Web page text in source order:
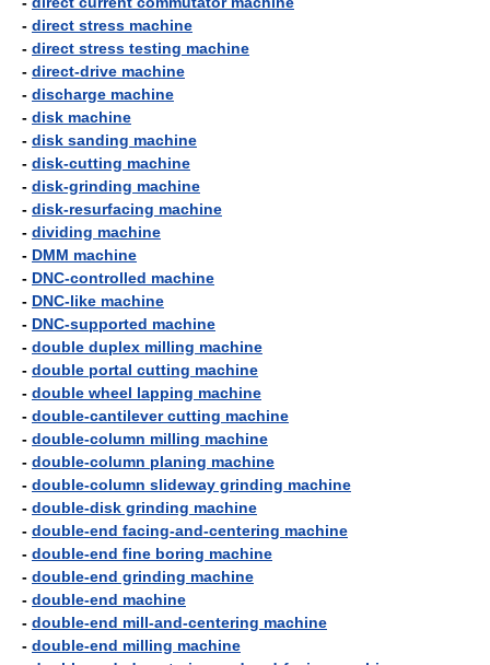
- direct stress machine
- direct stress testing machine
- direct-drive machine
- discharge machine
- disk machine
- disk sanding machine
- disk-cutting machine
- disk-grinding machine
- disk-resurfacing machine
- dividing machine
- DMM machine
- DNC-controlled machine
- DNC-like machine
- DNC-supported machine
- double duplex milling machine
- double portal cutting machine
- double wheel lapping machine
- double-cantilever cutting machine
- double-column milling machine
- double-column planing machine
- double-column slideway grinding machine
- double-disk grinding machine
- double-end facing-and-centering machine
- double-end fine boring machine
- double-end grinding machine
- double-end machine
- double-end mill-and-centering machine
- double-end milling machine